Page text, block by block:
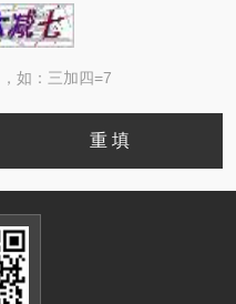
如：三加四=7